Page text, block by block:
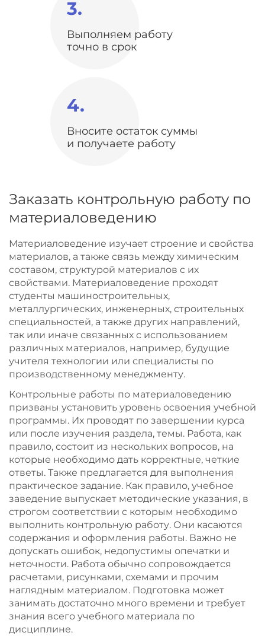
3.
Выполняем работу
точно в срок
4.
Вносите остаток суммы
и получаете работу
Заказать контрольную работу по
материаловедению
Материаловедение изучает строение и свойства
материалов, а также связь между химическим
составом, структурой материалов с их
свойствами. Материаловедение проходят
студенты машиностроительных,
металлургических, инженерных, строительных
специальностей, а также других направлений,
так или иначе связанных с использованием
различных материалов, например, будущие
учителя технологии или специалисты по
производственному менеджменту.
Контрольные работы по материаловедению
призваны установить уровень освоения учебной
программы. Их проводят по завершении курса
или после изучения раздела, темы. Работа, как
правило, состоит из нескольких вопросов, на
которые необходимо дать корректные, четкие
ответы. Также предлагается для выполнения
практическое задание. Как правило, учебное
заведение выпускает методические указания, в
строгом соответствии с которым необходимо
выполнить контрольную работу. Они касаются
содержания и оформления работы. Важно не
допускать ошибок, недопустимы опечатки и
неточности. Работа обычно сопровождается
расчетами, рисунками, схемами и прочим
наглядным материалом. Подготовка может
занимать достаточно много времени и требует
знания всего учебного материала по
дисциплине.